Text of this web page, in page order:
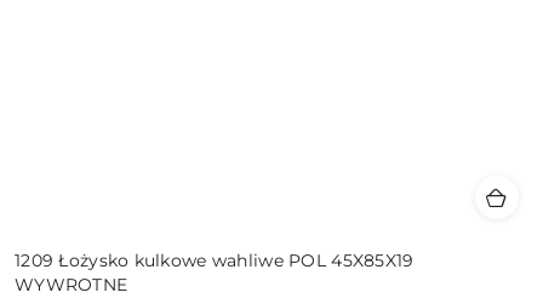
1209 Łożysko kulkowe wahliwe POL 45X85X19
WYWROTNE